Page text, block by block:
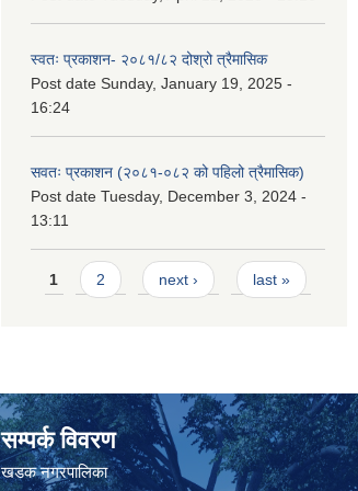
स्वतः प्रकाशन- २०८१/८२ दोश्रो त्रैमासिक
Post date Sunday, January 19, 2025 -
16:24
सवतः प्रकाशन (२०८१-०८२ को पहिलो त्रैमासिक)
Post date Tuesday, December 3, 2024 -
13:11
Pages
1 2 next › last »
सम्पर्क विवरण
खडक नगरपालिका